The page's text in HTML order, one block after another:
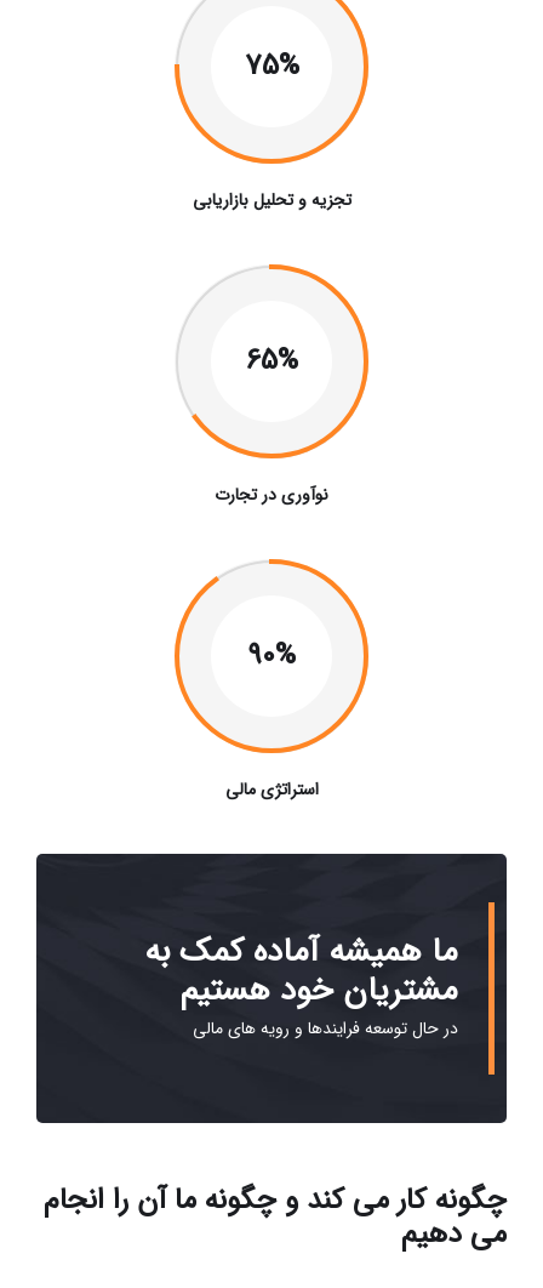
75%
تجزیه و تحلیل بازاریابی
65%
نوآوری در تجارت
90%
استراتژی مالی
ما همیشه آماده کمک به
مشتریان خود هستیم
در حال توسعه فرایندها و رویه های مالی
چگونه کار می کند و چگونه ما آن را انجام
می دهیم